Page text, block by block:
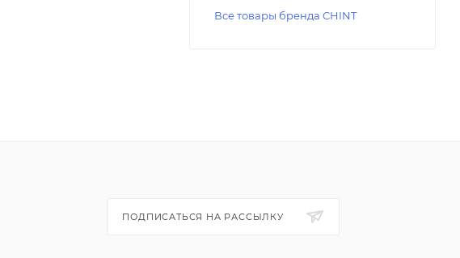
Все товары бренда CHINT
ПОДПИСАТЬСЯ НА РАССЫЛКУ